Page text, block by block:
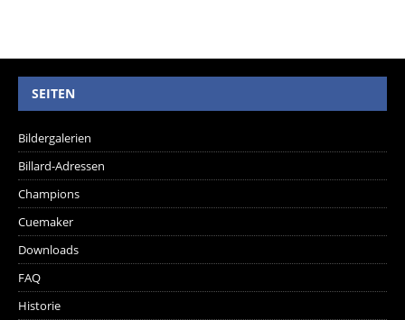
SEITEN
Bildergalerien
Billard-Adressen
Champions
Cuemaker
Downloads
FAQ
Historie